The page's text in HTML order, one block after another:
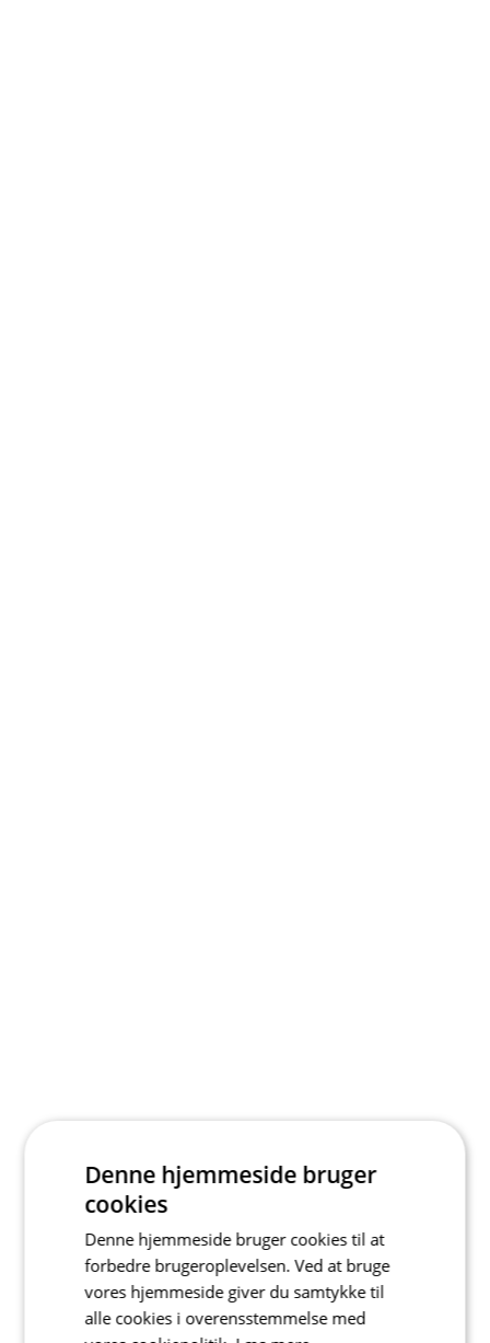
Denne hjemmeside bruger
cookies
Denne hjemmeside bruger cookies til at
forbedre brugeroplevelsen. Ved at bruge
vores hjemmeside giver du samtykke til
alle cookies i overensstemmelse med